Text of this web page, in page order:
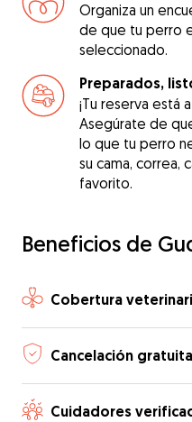
Organiza un
de que tu perro
seleccionado.
Preparados,
¡Tu reserva está
Asegúrate de
lo que tu perro
su cama, correa,
favorito.
Beneficios de
Cobertura
Cancelación gratuita
Cuidadores